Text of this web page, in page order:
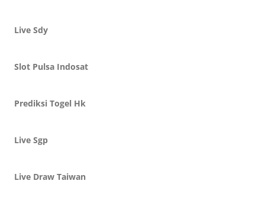
Live Sdy
Slot Pulsa Indosat
Prediksi Togel Hk
Live Sgp
Live Draw Taiwan